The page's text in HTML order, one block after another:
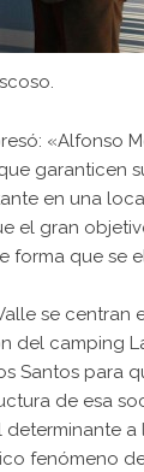
«Alfonso
garanticen
en una
el gran
forma que se
se centran
camping
Santos para
de esa
fenómeno